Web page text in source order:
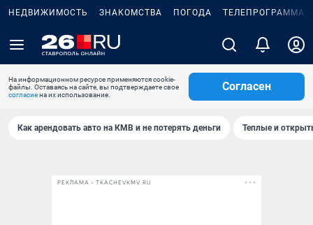
НЕДВИЖИМОСТЬ ЗНАКОМСТВА ПОГОДА ТЕЛЕПРОГРАММА
На информационном ресурсе применяются cookie-
файлы. Оставаясь на сайте, вы подтверждаете свое
согласиена их использование.
Согласен
Как арендовать авто на КМВ и не потерять деньги Теплые и
РЕКЛАМА • TKACHEVKMV.RU